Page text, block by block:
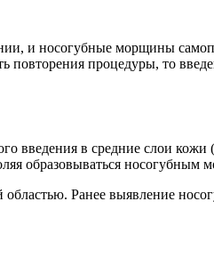
и носогубные морщины
процедуры, то
введения в средние слои кожи
образовываться носогубным
областью. Ранее выявление